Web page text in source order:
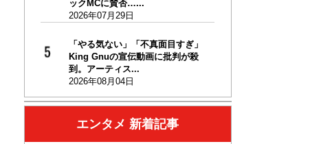
ックMCに賛否…...
2026年07月29日
「やる気ない」「不真面目すぎ」
King Gnuの宣伝動画に批判が殺
到。アーティス...
2026年08月04日
エンタメ 新着記事